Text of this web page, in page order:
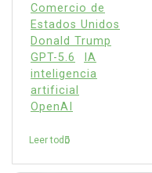
Comercio de
Estados Unidos
Donald Trump
GPT-5.6
IA
inteligencia
artificial
OpenAI
Leer todo